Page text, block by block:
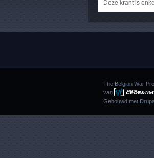
Deze krant is
The Belgian War
van
Gebouwd met